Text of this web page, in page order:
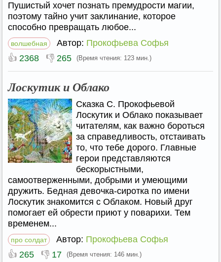
Пушистый хочет познать премудрости магии,
поэтому тайно учит заклинание, которое
способно превращать любое...
волшебная Автор: Прокофьева Софья
👍 2368 👎 265 (Время чтения: 123 мин.)
Лоскутик и Облако
Сказка С. Прокофьевой
Лоскутик и Облако показывает
читателям, как важно бороться
за справедливость, отстаивать
то, что тебе дорого. Главные
герои представляются
бескорыстными,
самоотверженными, добрыми и умеющими
дружить. Бедная девочка-сиротка по имени
Лоскутик знакомится с Облаком. Новый друг
помогает ей обрести приют у поварихи. Тем
временем...
про солдат Автор: Прокофьева Софья
👍 265 👎 17 (Время чтения: 146 мин.)